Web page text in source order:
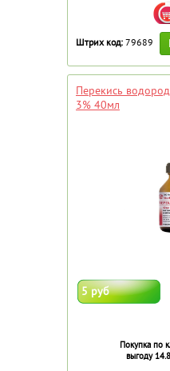
Штрих код: 79689
Перекись
3% 40мл
5 руб
Покупка по
выгоду